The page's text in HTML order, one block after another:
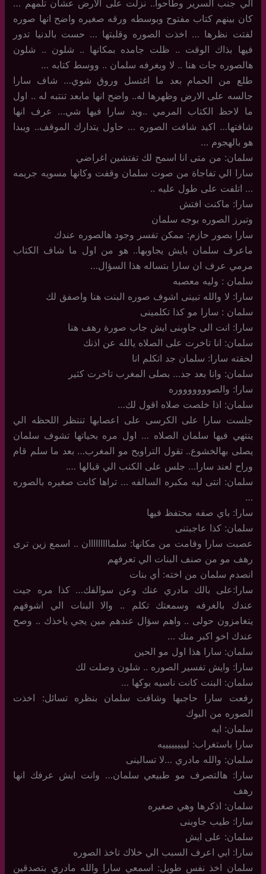
الي جنب السرير وطاحوا.. نزلت على الارض عشان تلمهم …
كان بينهم كتاب مفتوح وبوسطه ورقه صغيره واضح انها صوره
لفتت نظرها … اخذت الصوره وقلبتها … حست بالدنيا تدور
فيها بذاك الوقت .. ظلت جامده بمكانها .. شلون .. شلون
هالصوره جات هنا .. لا وبغرفه سلمان .. ووسط كتابه …
طلع من الحمام بعد ما اغتسل وروق شوي… شاف سارا
جالسه على الارض وظهرها له.. واضح انها مابعد تنتبه له .. اول
ما لاحظ الكتاب المرمي ..ويد سارا فيها شي… عرف انها
شافتها… اكيد شافت الصوره … حاول يتدارك الموقف.. ويبدا
هو بالهجوم …
سلمان: من متى انا اسمح لك تفتشين اغراضي
سارا الي تفاجاة من صوت سلمان وقفت وكانها مسويه جريمه
… اتلفت على طول عليه ..
سارا: ماكنت افتش
وتبرز الصوره بوجه سلمان
سارا بصور حازم: ممكن تفسر وجود هالصوره عندك
ماعرف سلمان بايش يجاوبها.. هو من اول ما شاف الكتاب
مرمي عرف ان سارا بتساله هذا السؤال…
سلمان : وليه معصبه
سارا: لا والله تبينى اشوف صوره البنت هنا واصفق لك
سلمان : سارا مو كذا تكلمينى
سارا: انت الى جاوبنى ايش جاب صورة رهف هنا
سلمان: انا تاخرت على الصلاه يالله عن اذنك
لحقته سارا: سلمان جد اتكلم انا
سلمان: وانا بعد جد… بصلى المغرب تاخرت كثير
سارا: والصوووووووره
سلمان: اذا خلصت صلاه اقول لك…
جلست سارا على الكرسى على اعصابها تنتظر اللحظه الي
ينتهي فيها سلمان الصلاه … اول مره بحياتها تشوف سلمان
يصلى بهالخشوع.. تقول التراويح مو المغرب… بعد ما سلم قام
وراح لعند سارا… جلس على الكنب الي قبالها ….
سلمان: انتى ليه مكبره السالفه … تراها كانت صغيره بالصوره
…
سارا: باي صفه محتفظ فيها
سلمان: كذا عاجبتنى
عصبت سارا وقامت من مكانها: سلمااااااااان .. اسمع زين ترى
رهف مو من صنف البنات الي تعرفهم
انصدم سلمان من اخته: أي بنات
سارا:على بالك مادري عنك وعن سوالفك… كذا مره جيت
عندك بالغرفه وسمعتك تكلم .. والا البنات الي اشوفهم
يتغامزون حولى .. واهم سؤال عندهم مين يجي ياخذك .. وصح
عندك اخو اكبر منك …
سلمان: سارا هذا اول مو الحين
سارا: وايش تفسير الصوره .. شلون وصلت لك
سلمان: البنت كانت ناسيه بوكها …
رفعت سارا حاجبها وشافت سلمان بنظره تسائل: اخذت
الصوره من البوك
سلمان: ايه
سارا باستغراب: لييييييييه
سلمان: والله مادري …لا تسالينى
سارا: هالتصرف مو طبيعي سلمان… وانت ايش عرفك انها
رهف
سلمان: اذكرها وهي صغيره
سارا: طيب جاوبنى
سلمان: على ايش
سارا: ابي اعرف السبب الي خلاك تاخذ الصوره
سلمان اخذ نفس طويل: اسمعي سارا والله مادري بتصدقين